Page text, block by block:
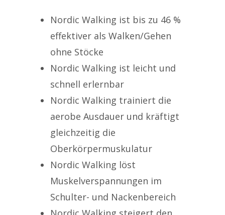
Nordic Walking ist bis zu 46 %
effektiver als Walken/Gehen
ohne Stöcke
Nordic Walking ist leicht und
schnell erlernbar
Nordic Walking trainiert die
aerobe Ausdauer und kräftigt
gleichzeitig die
Oberkörpermuskulatur
Nordic Walking löst
Muskelverspannungen im
Schulter- und Nackenbereich